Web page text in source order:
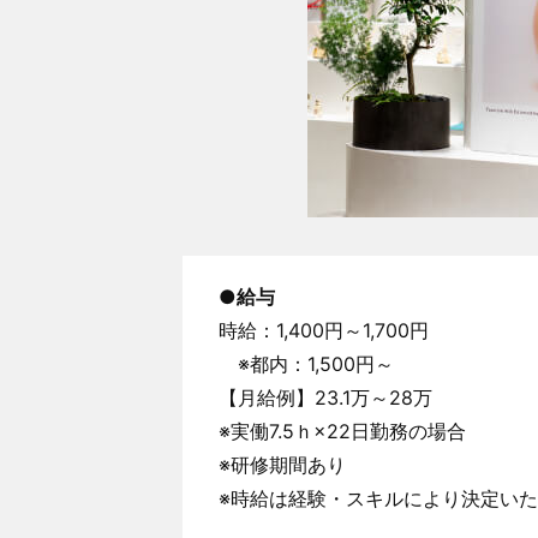
●給与
時給：1,400円～1,700円
※都内：1,500円～
【月給例】23.1万～28万
※実働7.5ｈ×22日勤務の場合
※研修期間あり
※時給は経験・スキルにより決定い